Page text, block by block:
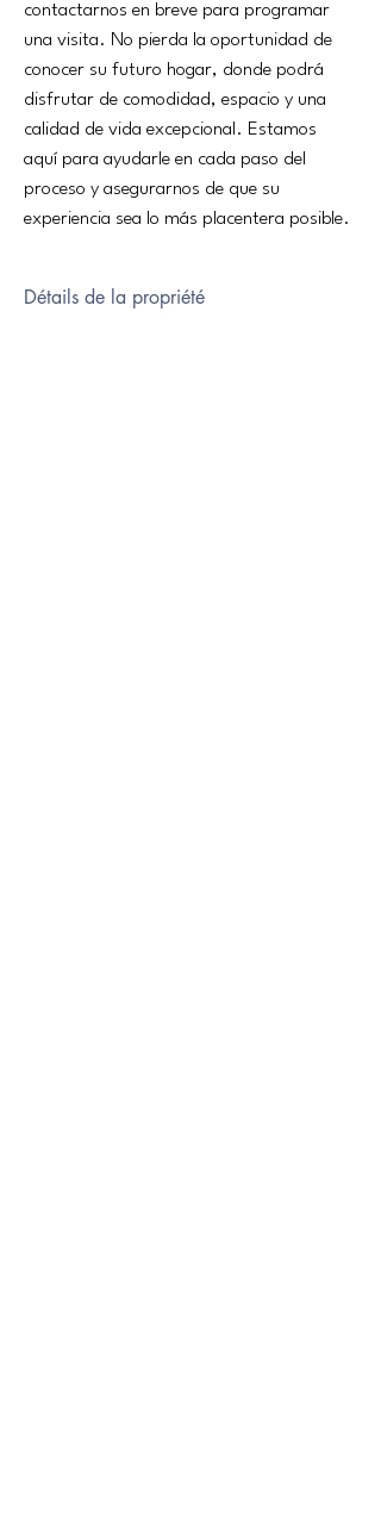
contactarnos en breve para programar
una visita. No pierda la oportunidad de
conocer su futuro hogar, donde podrá
disfrutar de comodidad, espacio y una
calidad de vida excepcional. Estamos
aquí para ayudarle en cada paso del
proceso y asegurarnos de que su
experiencia sea lo más placentera posible.
Détails de la propriété